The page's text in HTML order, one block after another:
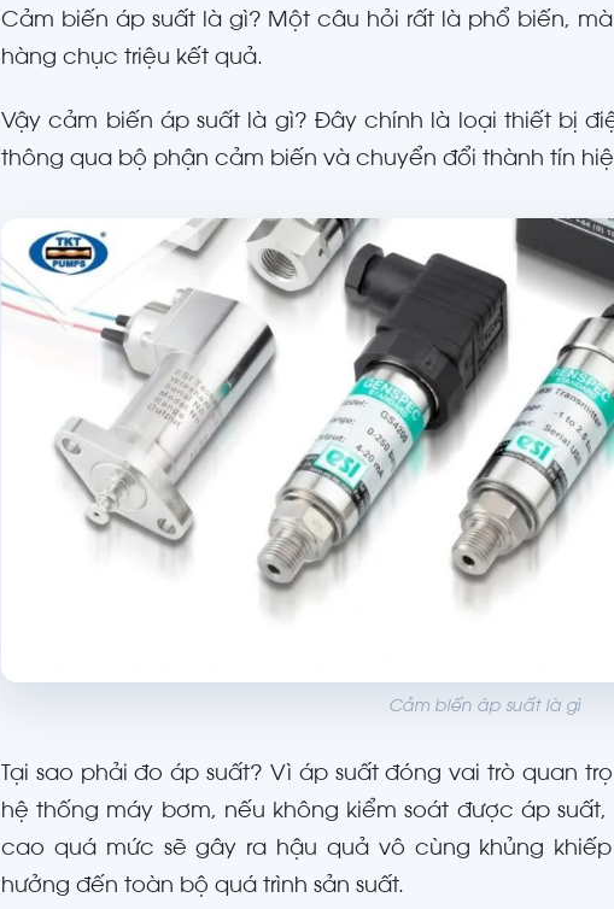
Cảm biến áp suất là gì? Một câu hỏi rất là phổ biến,
hàng chục triệu kết quả.
Vậy cảm biến áp suất là gì? Đây chính là loại thiết bị
thông qua bộ phận cảm biến và chuyển đổi thành tín
Cảm biến áp suất là gì
Tại sao phải đo áp suất? Vì áp suất đóng vai trò quan
hệ thống máy bơm, nếu không kiểm soát được áp
cao quá mức sẽ gây ra hậu quả vô cùng khủng
hưởng đến toàn bộ quá trình sản suất.